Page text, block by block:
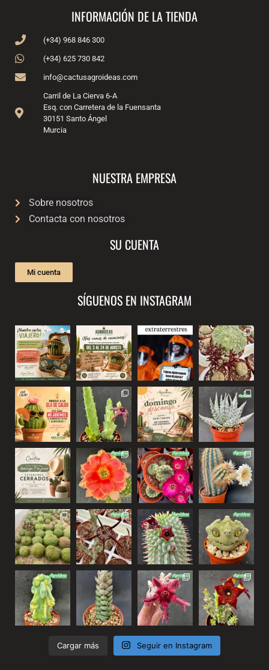
INFORMACIÓN DE LA TIENDA
(+34) 968 846 300
(+34) 625 730 842
info@cactusagroideas.com
Carril de La Cierva 6-A
Esq. con Carretera de la Fuensanta
30151 Santo Ángel
Murcia
NUESTRA EMPRESA
Sobre nosotros
Contacta con nosotros
SU CUENTA
Mi cuenta
SÍGUENOS EN INSTAGRAM
Cargar más Seguir en Instagram